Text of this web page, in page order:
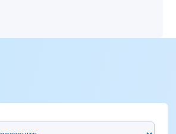
способ связи